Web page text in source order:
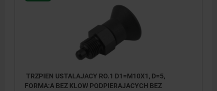
TRZPIEN USTALAJACY RO.1 D1=M10X1, D=5,
FORMA:A BEZ KLOW PODPIERAJACYCH BEZ